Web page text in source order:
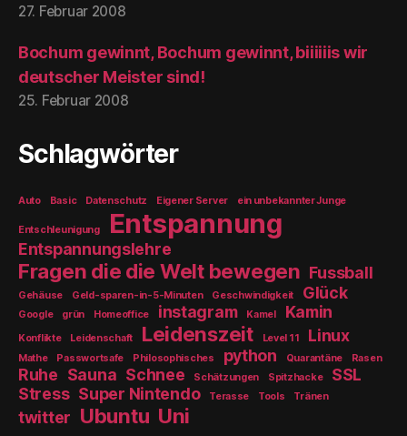
27. Februar 2008
Bochum gewinnt, Bochum gewinnt, biiiiiis wir
deutscher Meister sind!
25. Februar 2008
Schlagwörter
Auto Basic Datenschutz Eigener Server ein unbekannter Junge
Entschleunigung Entspannung
Entspannungslehre
Fragen die die Welt bewegen Fussball
Gehäuse Geld-sparen-in-5-Minuten Geschwindigkeit Glück
Google grün Homeoffice instagram Kamel Kamin
Konflikte Leidenschaft Leidenszeit Level 11 Linux
Mathe Passwortsafe Philosophisches python Quarantäne Rasen
Ruhe Sauna Schnee Schätzungen Spitzhacke
SSL
Stress Super Nintendo Terasse Tools Tränen
twitter Ubuntu Uni